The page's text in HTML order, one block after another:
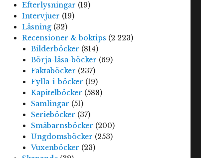
Efterlysningar (19)
Intervjuer (19)
Läsning (32)
Recensioner & boktips (2 223)
Bilderböcker (814)
Börja-läsa-böcker (69)
Faktaböcker (237)
Fylla-i-böcker (19)
Kapitelböcker (588)
Samlingar (51)
Serieböcker (37)
Småbarnsböcker (200)
Ungdomsböcker (253)
Vuxenböcker (23)